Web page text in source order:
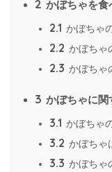
2 かぼちゃを食
2.1 かぼちゃ
2.2 かぼちゃ
2.3 かぼちゃ
3 かぼちゃに関
3.1 かぼちゃ
3.2 かぼちゃ
3.3 かぼちゃ